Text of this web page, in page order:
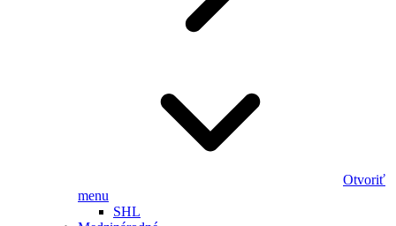
Otvoriť
menu
SHL